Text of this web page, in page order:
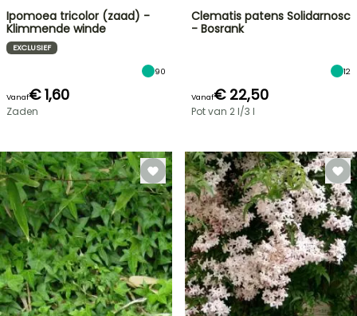
Ipomoea tricolor (zaad) -
Klimmende winde
EXCLUSIEF
90
Vanaf€ 1,60
Zaden
Clematis patens Solidarnosc
- Bosrank
12
Vanaf€ 22,50
Pot van 2 l/3 l